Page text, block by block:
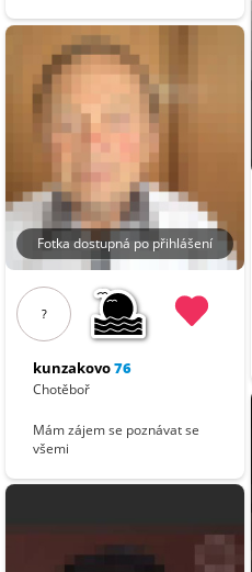
Fotka dostupná po přihlášení
?
kunzakovo76
Chotěboř
Mám zájem se poznávat se
všemi